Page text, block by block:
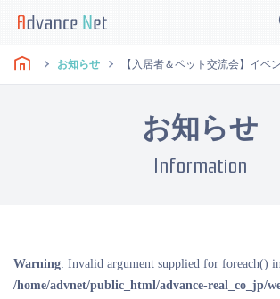
お知らせ 【入居者＆ペット交流会】イベ
お知らせ
Information
Warning: Invalid argument supplied for foreach()
/home/advnet/public_html/advance-real_co_jp/